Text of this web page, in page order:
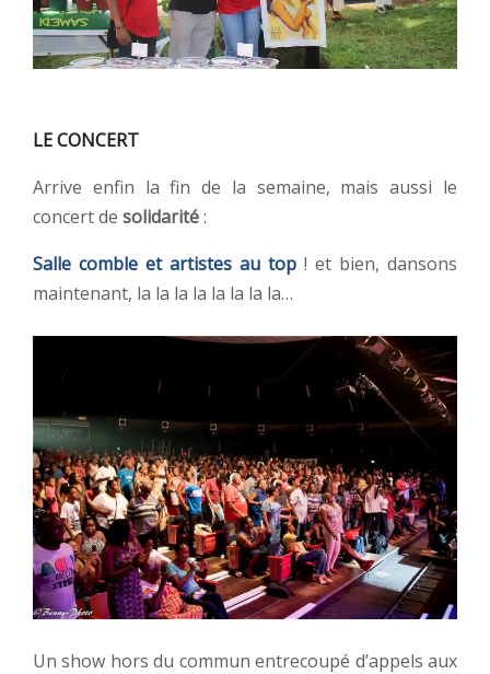
LE CONCERT
Arrive enfin la fin de la semaine, mais aussi le
concert de solidarité:
Salle comble et artistes au top ! et bien, dansons
maintenant, la la la la la la la la…
Un show hors du commun entrecoupé d’appels aux